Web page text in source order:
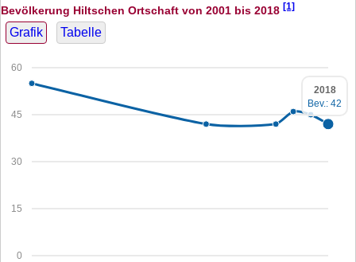
Bevölkerung Hiltschen Ortschaft von 2001 bis 2018 [1]
Grafik Tabelle
0
15
30
45
60
2018
Bev.: 42